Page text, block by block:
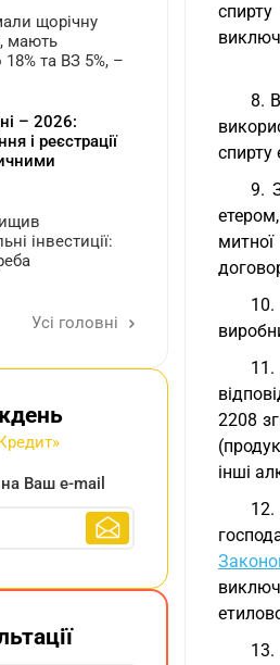
8.
спирту
9.
11.
2208
інші
13.
щорічну
мають
та ВЗ 5%, –
– 2026:
і реєстрації
інвестиції:
Усі головні
Ваш e-mail